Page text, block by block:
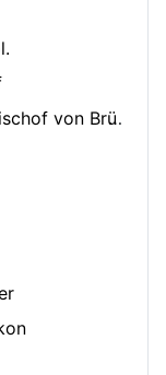
von Brüssel